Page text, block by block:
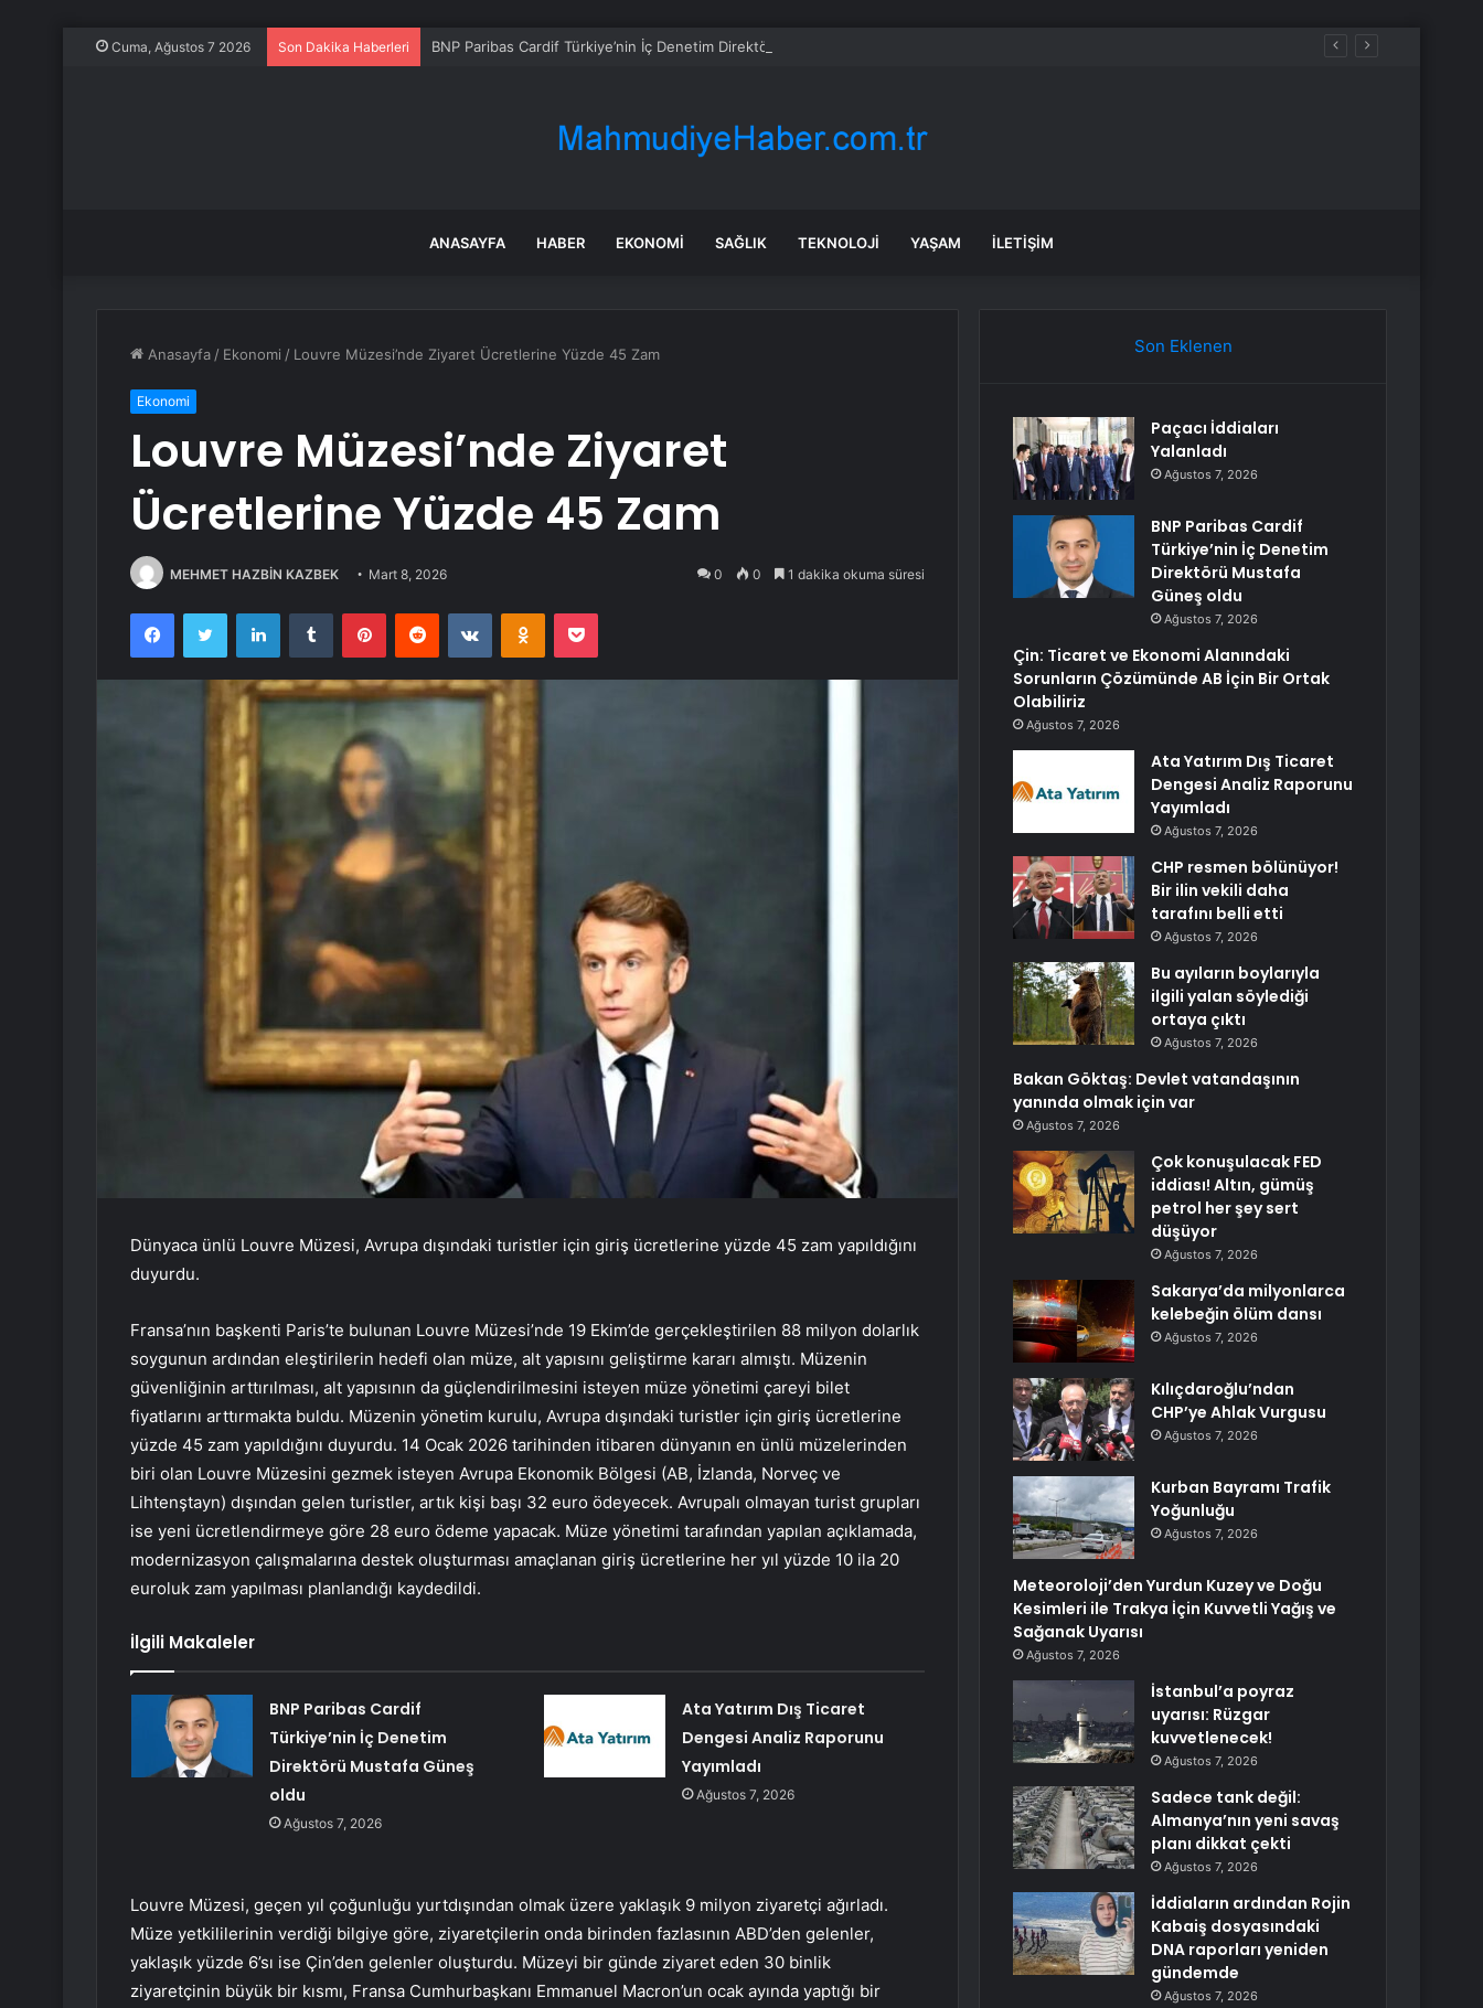
Cuma, Ağustos 7 2026 Son Dakika Haberleri BNP Paribas Cardif Türkiye’nin İç Denetim Direktörü Mustafa Güneş oldu
ANASAYFA HABER EKONOMI SAĞLIK TEKNOLOJI YAŞAM İLETIŞIM
Anasayfa / Ekonomi / Louvre Müzesi’nde Ziyaret Ücretlerine Yüzde 45 Zam
Ekonomi
Louvre Müzesi’nde Ziyaret
Ücretlerine Yüzde 45 Zam
MEHMET HAZBİN KAZBEK Mart 8, 2026 0 0 1 dakika okuma süresi
FacebookTwitter LinkedInTumblr PinterestReddit VKontakteOdnoklassniki
Pocket
Dünyaca ünlü Louvre Müzesi, Avrupa dışındaki turistler için giriş ücretlerine yüzde 45 zam yapıldığını
duyurdu.
Fransa’nın başkenti Paris’te bulunan Louvre Müzesi’nde 19 Ekim’de gerçekleştirilen 88 milyon dolarlık
soygunun ardından eleştirilerin hedefi olan müze, alt yapısını geliştirme kararı almıştı. Müzenin
güvenliğinin arttırılması, alt yapısının da güçlendirilmesini isteyen müze yönetimi çareyi bilet
fiyatlarını arttırmakta buldu. Müzenin yönetim kurulu, Avrupa dışındaki turistler için giriş ücretlerine
yüzde 45 zam yapıldığını duyurdu. 14 Ocak 2026 tarihinden itibaren dünyanın en ünlü müzelerinden
biri olan Louvre Müzesini gezmek isteyen Avrupa Ekonomik Bölgesi (AB, İzlanda, Norveç ve
Lihtenştayn) dışından gelen turistler, artık kişi başı 32 euro ödeyecek. Avrupalı olmayan turist grupları
ise yeni ücretlendirmeye göre 28 euro ödeme yapacak. Müze yönetimi tarafından yapılan açıklamada,
modernizasyon çalışmalarına destek oluşturması amaçlanan giriş ücretlerine her yıl yüzde 10 ila 20
euroluk zam yapılması planlandığı kaydedildi.
İlgili Makaleler
BNP Paribas Cardif
Türkiye’nin İç Denetim
Direktörü Mustafa Güneş
oldu
Ağustos 7, 2026
Ata Yatırım Dış Ticaret
Dengesi Analiz Raporunu
Yayımladı
Ağustos 7, 2026
Louvre Müzesi, geçen yıl çoğunluğu yurtdışından olmak üzere yaklaşık 9 milyon ziyaretçi ağırladı.
Müze yetkililerinin verdiği bilgiye göre, ziyaretçilerin onda birinden fazlasının ABD’den gelenler,
yaklaşık yüzde 6’sı ise Çin’den gelenler oluşturdu. Müzeyi bir günde ziyaret eden 30 binlik
ziyaretçinin büyük bir kısmı, Fransa Cumhurbaşkanı Emmanuel Macron’un ocak ayında yaptığı bir
Son Eklenen
Paçacı İddiaları
Yalanladı
Ağustos 7, 2026
BNP Paribas Cardif
Türkiye’nin İç Denetim
Direktörü Mustafa
Güneş oldu
Ağustos 7, 2026
Çin: Ticaret ve Ekonomi Alanındaki
Sorunların Çözümünde AB İçin Bir Ortak
Olabiliriz
Ağustos 7, 2026
Ata Yatırım Dış Ticaret
Dengesi Analiz Raporunu
Yayımladı
Ağustos 7, 2026
CHP resmen bölünüyor!
Bir ilin vekili daha
tarafını belli etti
Ağustos 7, 2026
Bu ayıların boylarıyla
ilgili yalan söylediği
ortaya çıktı
Ağustos 7, 2026
Bakan Göktaş: Devlet vatandaşının
yanında olmak için var
Ağustos 7, 2026
Çok konuşulacak FED
iddiası! Altın, gümüş
petrol her şey sert
düşüyor
Ağustos 7, 2026
Sakarya’da milyonlarca
kelebeğin ölüm dansı
Ağustos 7, 2026
Kılıçdaroğlu’ndan
CHP’ye Ahlak Vurgusu
Ağustos 7, 2026
Kurban Bayramı Trafik
Yoğunluğu
Ağustos 7, 2026
Meteoroloji’den Yurdun Kuzey ve Doğu
Kesimleri ile Trakya İçin Kuvvetli Yağış ve
Sağanak Uyarısı
Ağustos 7, 2026
İstanbul’a poyraz
uyarısı: Rüzgar
kuvvetlenecek!
Ağustos 7, 2026
Sadece tank değil:
Almanya’nın yeni savaş
planı dikkat çekti
Ağustos 7, 2026
İddiaların ardından Rojin
Kabaiş dosyasındaki
DNA raporları yeniden
gündemde
Ağustos 7, 2026